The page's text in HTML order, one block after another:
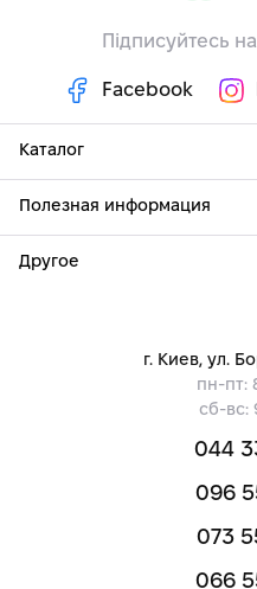
Підписуйтесь
Facebook
Каталог
Полезная информация
Другое
г. Киев, ул.
пн-пт:
сб-вс:
044
096
073
066